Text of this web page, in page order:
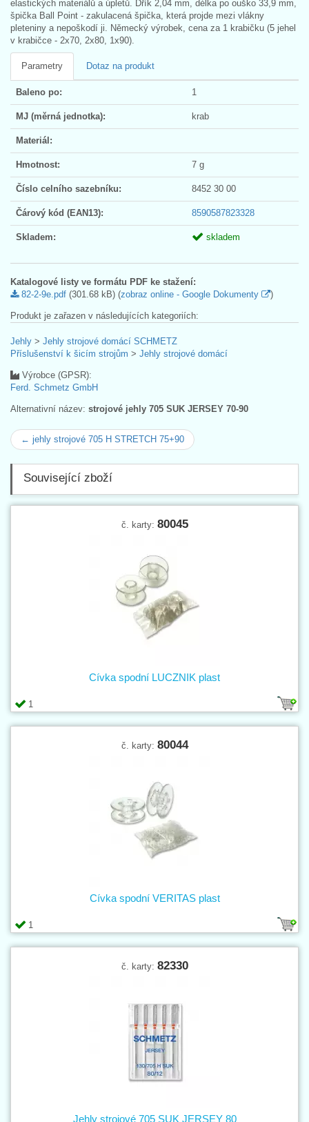
elastických materiálů a úpletů. Dřík 2,04 mm, délka po ouško 33,9 mm,
špička Ball Point - zakulacená špička, která projde mezi vlákny
pleteniny a nepoškodí ji. Německý výrobek, cena za 1 krabičku (5 jehel
v krabičce - 2x70, 2x80, 1x90).
Parametry Dotaz na produkt
Baleno po: 1
MJ (měrná jednotka): krab
Materiál:
Hmotnost: 7 g
Číslo celního sazebníku: 8452 30 00
Čárový kód (EAN13): 8590587823328
Skladem: skladem
Katalogové listy ve formátu PDF ke stažení:
82-2-9e.pdf (301.68 kB) (zobraz online - Google Dokumenty )
Produkt je zařazen v následujících kategoriích:
Jehly > Jehly strojové domácí SCHMETZ
Příslušenství k šicím strojům > Jehly strojové domácí
Výrobce (GPSR):
Ferd. Schmetz GmbH
Alternativní název: strojové jehly 705 SUK JERSEY 70-90
← jehly strojové 705 H STRETCH 75+90
Související zboží
č. karty: 80045
1
Cívka spodní LUCZNIK plast
č. karty: 80044
1
Cívka spodní VERITAS plast
č. karty: 82330
Jehly strojové 705 SUK JERSEY 80